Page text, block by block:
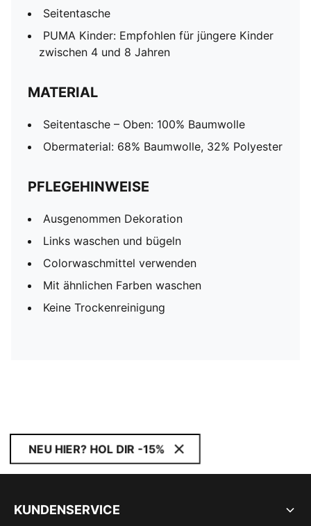
Seitentasche
PUMA Kinder: Empfohlen für jüngere Kinder
zwischen 4 und 8 Jahren
MATERIAL
Seitentasche – Oben: 100% Baumwolle
Obermaterial: 68% Baumwolle, 32% Polyester
PFLEGEHINWEISE
Ausgenommen Dekoration
Links waschen und bügeln
Colorwaschmittel verwenden
Mit ähnlichen Farben waschen
Keine Trockenreinigung
NEU HIER? HOL DIR -15%
KUNDENSERVICE